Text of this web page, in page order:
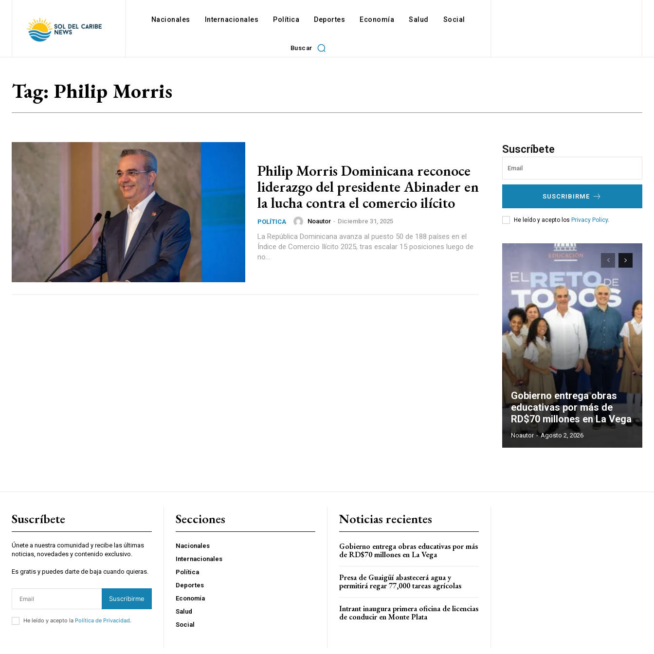
Nacionales Internacionales Política Deportes Economía Salud Social
Buscar
Tag: Philip Morris
Philip Morris Dominicana reconoce
liderazgo del presidente Abinader en
la lucha contra el comercio ilícito
POLÍTICA Noautor - Diciembre 31, 2025
La República Dominicana avanza al puesto 50 de 188 países en el
Índice de Comercio Ilícito 2025, tras escalar 15 posiciones luego de
no...
Suscríbete
SUSCRIBIRME
He leído y acepto los Privacy Policy.
Gobierno entrega obras
educativas por más de
RD$70 millones en La Vega
Noautor - Agosto 2, 2026
Suscríbete
Únete a nuestra comunidad y recibe las últimas
noticias, novedades y contenido exclusivo.
Es gratis y puedes darte de baja cuando quieras.
Suscribirme
He leído y acepto la Política de Privacidad.
Secciones
Nacionales
Internacionales
Política
Deportes
Economía
Salud
Social
Noticias recientes
Gobierno entrega obras educativas por más
de RD$70 millones en La Vega
Presa de Guaigüí abastecerá agua y
permitirá regar 77,000 tareas agrícolas
Intrant inaugura primera oficina de licencias
de conducir en Monte Plata